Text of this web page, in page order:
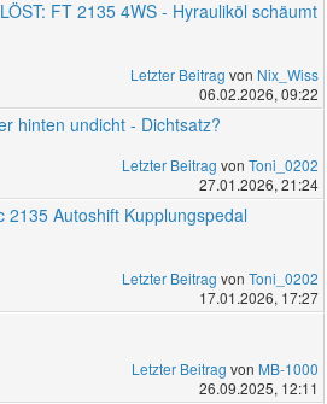
FT 2135 4WS - Hyrauliköl schäumt
Letzter Beitrag von Nix_Wiss
06.02.2026, 09:22
hinten undicht - Dichtsatz?
Letzter Beitrag von Toni_0202
27.01.2026, 21:24
2135 Autoshift Kupplungspedal
Letzter Beitrag von Toni_0202
17.01.2026, 17:27
Letzter Beitrag von MB-1000
26.09.2025, 12:11